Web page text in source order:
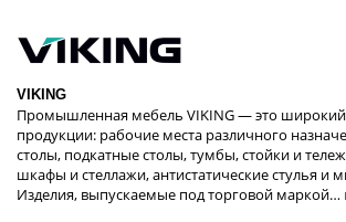
VIKING
Промышленная мебель VIKING — это широкий
продукции: рабочие места различного
столы, подкатные столы, тумбы, стойки и
шкафы и стеллажи, антистатические стулья и
Изделия, выпускаемые под торговой маркой…